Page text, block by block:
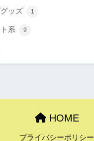
ッズ 1
系 9
HOME
プライバシーポリシー